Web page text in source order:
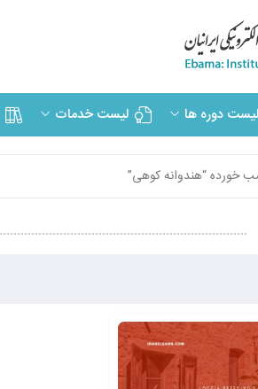
لیست دوره ها لیست خدمات
خورده “هندوانه کوهی”